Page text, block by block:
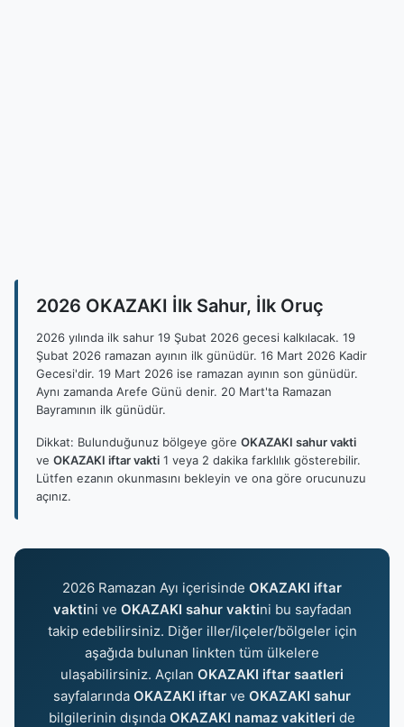
2026 OKAZAKI İlk Sahur, İlk Oruç
2026 yılında ilk sahur 19 Şubat 2026 gecesi kalkılacak. 19
Şubat 2026 ramazan ayının ilk günüdür. 16 Mart 2026 Kadir
Gecesi'dir. 19 Mart 2026 ise ramazan ayının son günüdür.
Aynı zamanda Arefe Günü denir. 20 Mart'ta Ramazan
Bayramının ilk günüdür.
Dikkat: Bulunduğunuz bölgeye göre OKAZAKI sahur vakti
ve OKAZAKI iftar vakti 1 veya 2 dakika farklılık gösterebilir.
Lütfen ezanın okunmasını bekleyin ve ona göre orucunuzu
açınız.
2026 Ramazan Ayı içerisinde OKAZAKI iftar
vaktini ve OKAZAKI sahur vaktini bu sayfadan
takip edebilirsiniz. Diğer iller/ilçeler/bölgeler için
aşağıda bulunan linkten tüm ülkelere
ulaşabilirsiniz. Açılan OKAZAKI iftar saatleri
sayfalarında OKAZAKI iftar ve OKAZAKI sahur
bilgilerinin dışında OKAZAKI namaz vakitleri de